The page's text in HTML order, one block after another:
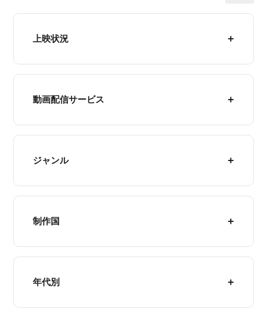
上映状況
動画配信サービス
ジャンル
制作国
年代別